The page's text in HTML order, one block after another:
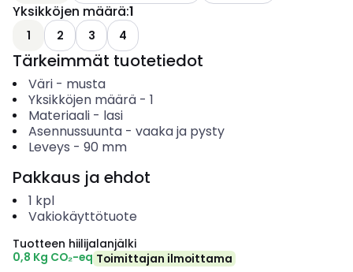
Yksikköjen määrä:1
1 2 3 4
Tärkeimmät tuotetiedot
Väri- musta
Yksikköjen määrä- 1
Materiaali- lasi
Asennussuunta- vaaka ja pysty
Leveys - 90 mm
Pakkaus ja ehdot
1 kpl
Vakiokäyttötuote
Tuotteen hiilijalanjälki
0,8 Kg CO₂-eq Toimittajan ilmoittama